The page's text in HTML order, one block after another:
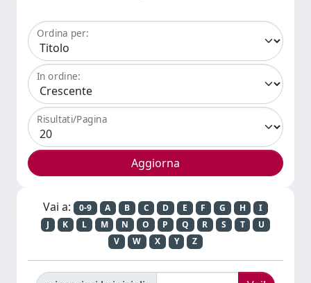
Ordina per:
In ordine:
Risultati/Pagina
Vai a: 0-9 A B C D E F G H
I
J
K L M N O P Q R S T
U
V
W X Y Z